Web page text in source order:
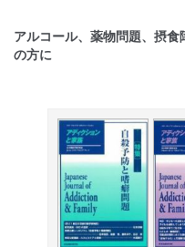
アルコール、薬物問題、摂
の方に